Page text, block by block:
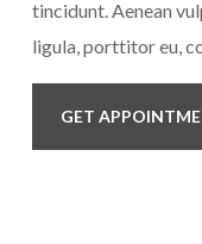
tincidunt. Aenean
ligula, porttitor eu,
GET